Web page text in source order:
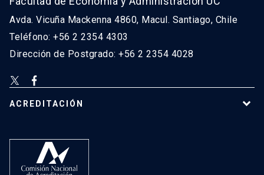
Avda. Vicuña Mackenna 4860, Macul. Santiago, Chile
Teléfono: +56 2 2354 4303
Dirección de Postgrado: +56 2 2354 4028
ACREDITACIÓN